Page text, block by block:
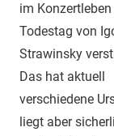
im Konzertleben
Todestag von
Strawinsky
Das hat aktuell
verschiedene
liegt aber